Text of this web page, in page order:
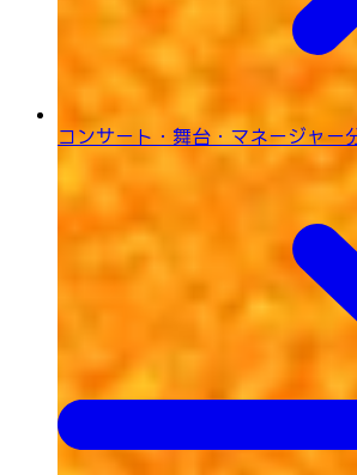
コンサート・舞台・ マネージャー